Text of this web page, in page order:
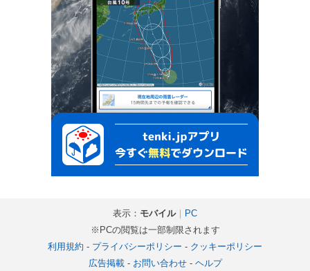
表示： モバイル｜ PC
※PCの閲覧は一部制限されます
利用規約 - プライバシーポリシー - クッキーポリシー
広告掲載- お問い合わせ- ヘルプ